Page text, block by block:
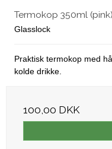
Termokop 350ml (pink)
Glasslock
Praktisk termokop med
kolde drikke.
100,00 DKK